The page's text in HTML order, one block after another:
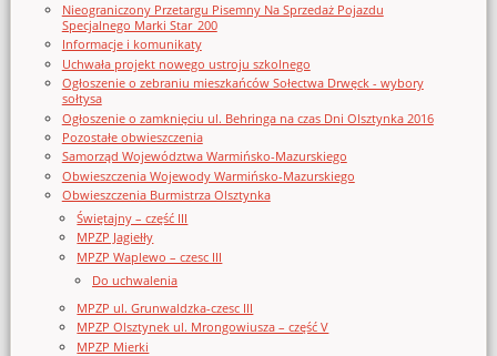
Nieograniczony Przetargu Pisemny Na Sprzedaż Pojazdu
Specjalnego Marki Star_200
Informacje i komunikaty
Uchwała projekt nowego ustroju szkolnego
Ogłoszenie o zebraniu mieszkańców Sołectwa Drwęck - wybory
sołtysa
Ogłoszenie o zamknięciu ul. Behringa na czas Dni Olsztynka 2016
Pozostałe obwieszczenia
Samorząd Województwa Warmińsko-Mazurskiego
Obwieszczenia Wojewody Warmińsko-Mazurskiego
Obwieszczenia Burmistrza Olsztynka
Świętajny – część III
MPZP Jagiełły
MPZP Waplewo – czesc III
Do uchwalenia
MPZP ul. Grunwaldzka-czesc III
MPZP Olsztynek ul. Mrongowiusza – część V
MPZP Mierki